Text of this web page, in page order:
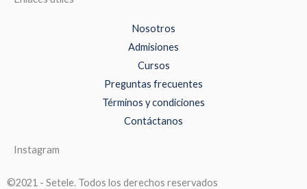
Nosotros
Admisiones
Cursos
Preguntas frecuentes
Términos y condiciones
Contáctanos
Instagram
©2021 - Setele. Todos los derechos reservados